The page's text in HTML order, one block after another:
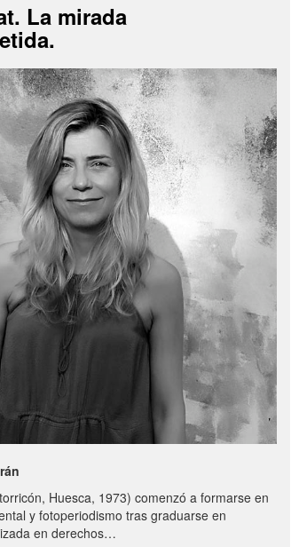
La mirada
Huesca, 1973) comenzó a formarse en
y fotoperiodismo tras graduarse en
en derechos…